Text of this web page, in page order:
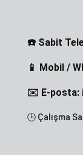
☎️ Sabit
📱 Mobil /
✉️ E-posta:
🕒 Çalışma